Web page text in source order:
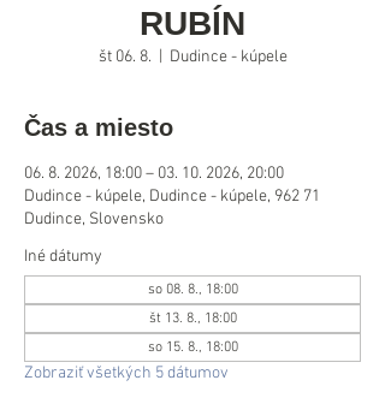
RUBÍN
št 06. 8. Dudince - kúpele
Čas a miesto
06. 8. 2026, 18:00 – 03. 10. 2026, 20:00
Dudince - kúpele, Dudince - kúpele, 962 71
Dudince, Slovensko
Iné dátumy
so 08. 8., 18:00
št 13. 8., 18:00
so 15. 8., 18:00
Zobraziť všetkých 5 dátumov